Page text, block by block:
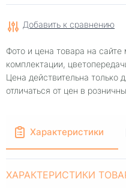
Добавить к сравнению
Фото и цена товара на сайте
комплектации,
Цена действительна только
отличаться от цен в
Характеристики
ХАРАКТЕРИСТИКИ